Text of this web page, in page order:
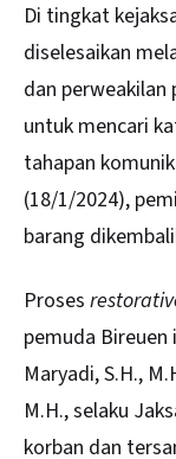
Di tingkat
diselesaikan
dan
untuk mencari
tahapan
(18/1/2024),
barang
Proses
pemuda
Maryadi, S.H.,
M.H., selaku
korban dan